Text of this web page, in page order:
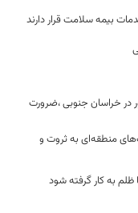
در خراسان جنوبی ،ضرورت
منطقه‌ای به ثروت و
ظلم به کار گرفته شود